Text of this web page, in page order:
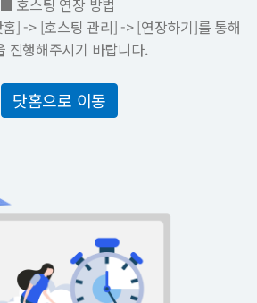
■ 호스팅 연장 방법
] -> [호스팅 관리] -> [연장하기]를 통해
진행해주시기 바랍니다.
닷홈으로 이동